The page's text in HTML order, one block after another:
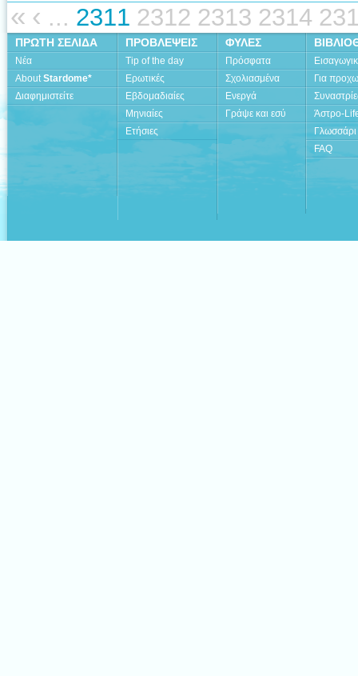
« ‹ ... 2311 2312 2313 2314
ΠΡΩΤΗ ΣΕΛΙΔΑ
Νέα
AboutStardome*
Διαφημιστείτε
ΠΡΟΒΛΕΨΕΙΣ
Tip of the day
Ερωτικές
Εβδομαδιαίες
Μηνιαίες
Ετήσιες
ΦΥΛΕΣ
Πρόσφατα
Σχολιασμένα
Ενεργά
Γράψε και εσύ
Για
Άστρο-
Γλωσσάρι
FAQ